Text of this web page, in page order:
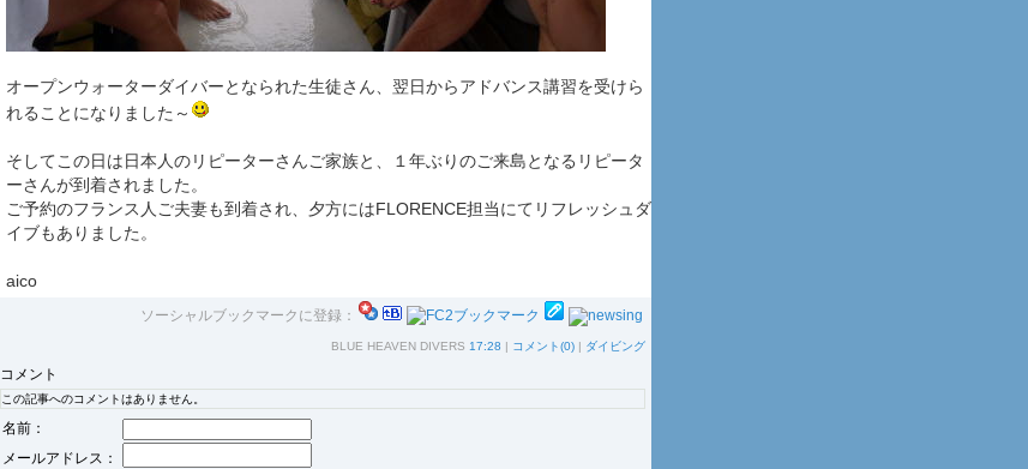
オープンウォーターダイバーとなられた生徒さん、翌日からアドバンス講習を受けら
れることになりました～
そしてこの日は日本人のリピーターさんご家族と、１年ぶりのご来島となるリピータ
ーさんが到着されました。
ご予約のフランス人ご夫妻も到着され、夕方にはFLORENCE担当にてリフレッシュダ
イブもありました。
aico
ソーシャルブックマークに登録：
BLUE HEAVEN DIVERS 17:28 | コメント(0) | ダイビング
コメント
この記事へのコメントはありません。
名前：
メールアドレス：